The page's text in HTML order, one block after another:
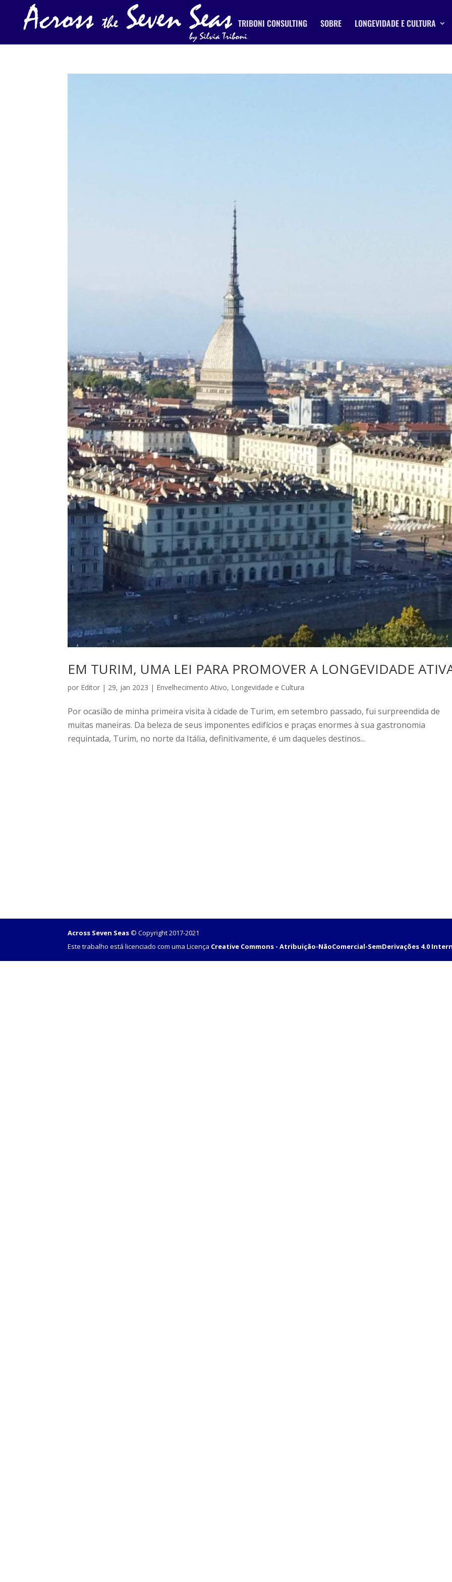
TRIBONI CONSULTING SOBRE LONGEVIDADE E CULTURA
EM TURIM, UMA LEI PARA PROMOVER A LONGEVIDADE
por Editor | 29, jan 2023 | Envelhecimento Ativo, Longevidade e Cultura
Por ocasião de minha primeira visita à cidade de Turim, em setembro passado, fui surpreendida de
muitas maneiras. Da beleza de seus imponentes edifícios e praças enormes à sua gastronomia
requintada, Turim, no norte da Itália, definitivamente, é um daqueles destinos...
Across Seven Seas© Copyright 2017-2021
Este trabalho está licenciado com uma Licença Creative Commons - Atribuição-NãoComercial-SemDerivações 4.0